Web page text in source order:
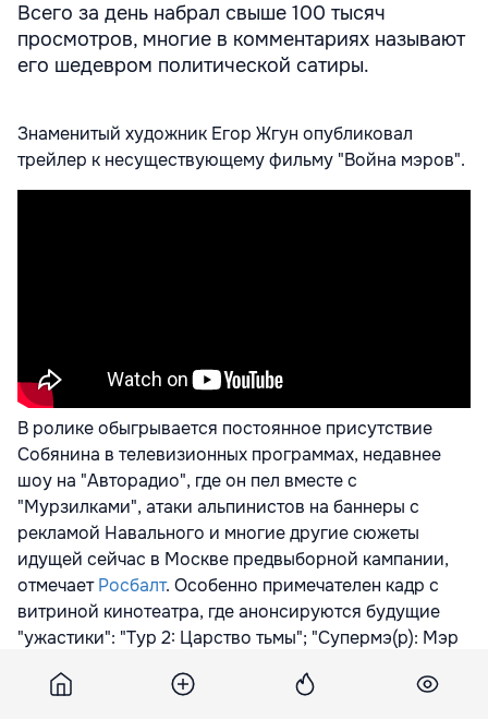
Всего за день набрал свыше 100 тысяч
просмотров, многие в комментариях называют
его шедевром политической сатиры.
Знаменитый художник Егор Жгун опубликовал
трейлер к несуществующему фильму "Война мэров".
В ролике обыгрывается постоянное присутствие
Собянина в телевизионных программах, недавнее
шоу на "Авторадио", где он пел вместе с
"Мурзилками", атаки альпинистов на баннеры с
рекламой Навального и многие другие сюжеты
идущей сейчас в Москве предвыборной кампании,
отмечаетРосбалт. Особенно примечателен кадр с
витриной кинотеатра, где анонсируются будущие
"ужастики": "Тур 2: Царство тьмы"; "Супермэ(р): Мэр